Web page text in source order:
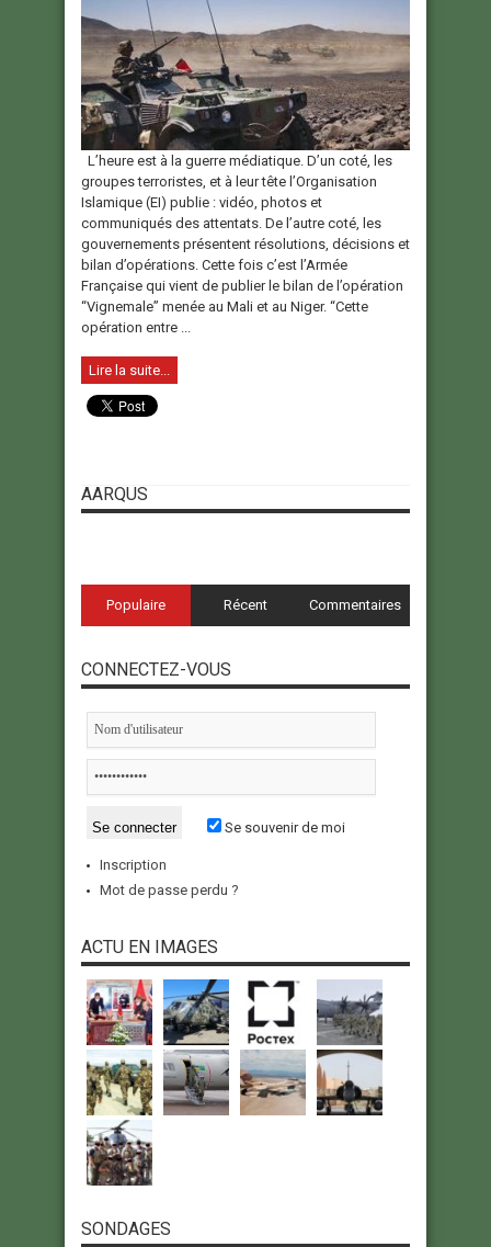
L’heure est à la guerre médiatique. D’un coté, les
groupes terroristes, et à leur tête l’Organisation
Islamique (EI) publie : vidéo, photos et
communiqués des attentats. De l’autre coté, les
gouvernements présentent résolutions, décisions et
bilan d’opérations. Cette fois c’est l’Armée
Française qui vient de publier le bilan de l’opération
“Vignemale” menée au Mali et au Niger. “Cette
opération entre ...
Lire la suite...
AARQUS
Populaire Récent Commentaires
CONNECTEZ-VOUS
Se souvenir de moi
Inscription
Mot de passe perdu ?
ACTU EN IMAGES
SONDAGES